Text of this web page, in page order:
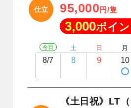
仕立 95,000 円/隻
3,000ポイ
今日
8/7
土
8
日
9
月
10
《土日祝》LT